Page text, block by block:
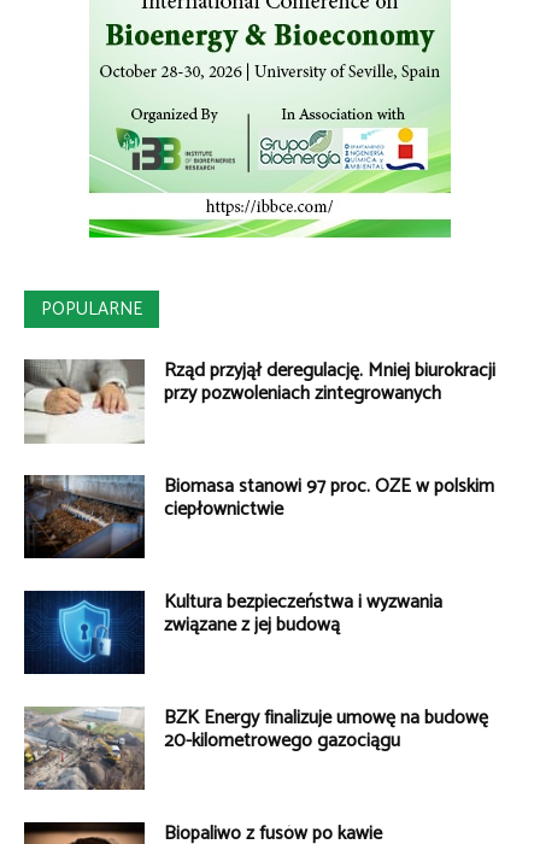
POPULARNE
Rząd przyjął deregulację. Mniej biurokracji
przy pozwoleniach zintegrowanych
Biomasa stanowi 97 proc. OZE w polskim
ciepłownictwie
Kultura bezpieczeństwa i wyzwania
związane z jej budową
BZK Energy finalizuje umowę na budowę
20-kilometrowego gazociągu
Biopaliwo z fusów po kawie